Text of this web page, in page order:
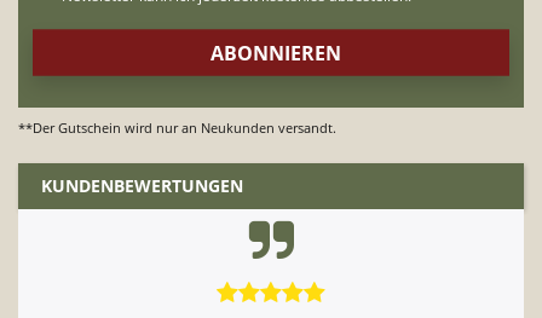
**Der Gutschein wird nur an Neukunden versandt.
KUNDENBEWERTUNGEN